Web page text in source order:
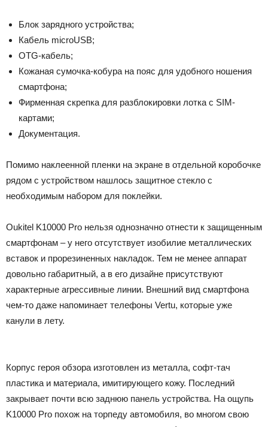
Блок зарядного устройства;
Кабель microUSB;
OTG-кабель;
Кожаная сумочка-кобура на пояс для удобного ношения
смартфона;
Фирменная скрепка для разблокировки лотка с SIM-
картами;
Документация.
Помимо наклеенной пленки на экране в отдельной коробочке
рядом с устройством нашлось защитное стекло с
необходимым набором для поклейки.
Oukitel K10000 Pro нельзя однозначно отнести к защищенным
смартфонам – у него отсутствует изобилие металлических
вставок и прорезиненных накладок. Тем не менее аппарат
довольно габаритный, а в его дизайне присутствуют
характерные агрессивные линии. Внешний вид смартфона
чем-то даже напоминает телефоны Vertu, которые уже
канули в лету.
Корпус героя обзора изготовлен из металла, софт-тач
пластика и материала, имитирующего кожу. Последний
закрывает почти всю заднюю панель устройства. На ощупь
K10000 Pro похож на торпеду автомобиля, во многом свою